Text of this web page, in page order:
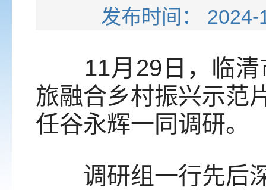
发布时间：
11月29日，临清
旅融合乡村振兴示范
任谷永辉一同调研。
调研组一行先后深